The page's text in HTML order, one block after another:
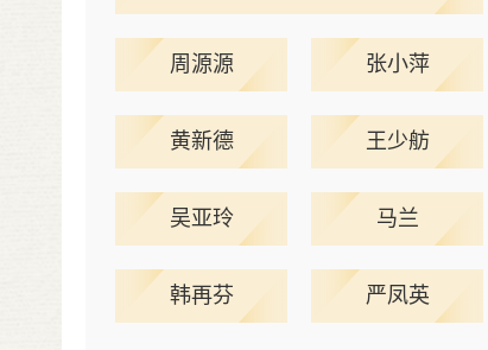
周源源 张小萍
黄新德 王少舫
吴亚玲 马兰
韩再芬 严凤英